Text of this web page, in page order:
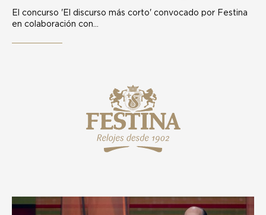
El concurso 'El discurso más corto' convocado por Festina
en colaboración con…